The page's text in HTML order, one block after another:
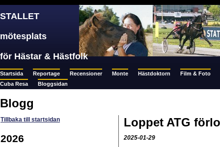
STALLET
mötesplats
för Hästar & Hästfolk
Startsida Reportage Recensioner Monte Hästdoktorn
Film & Foto
Cuba Resa
Bloggsidan
Blogg
Tillbaka till startsidan
2026
Loppet ATG
2025-01-29